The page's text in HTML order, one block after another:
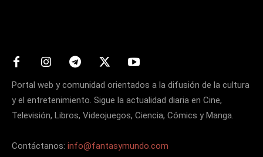
Portal web y comunidad orientados a la difusión de la cultura
y el entretenimiento. Sigue la actualidad diaria en Cine,
Televisión, Libros, Videojuegos, Ciencia, Cómics y Manga.
Contáctanos: info@fantasymundo.com